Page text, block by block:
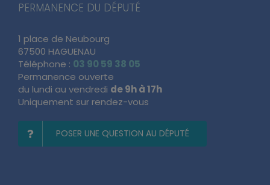
PERMANENCE DU DÉPUTÉ
1 place de Neubourg
67500 HAGUENAU
Téléphone : 03 90 59 38 05
Permanence ouverte
du lundi au vendredi de 9h à 17h
Uniquement sur rendez-vous
POSER UNE QUESTION AU DÉPUTÉ